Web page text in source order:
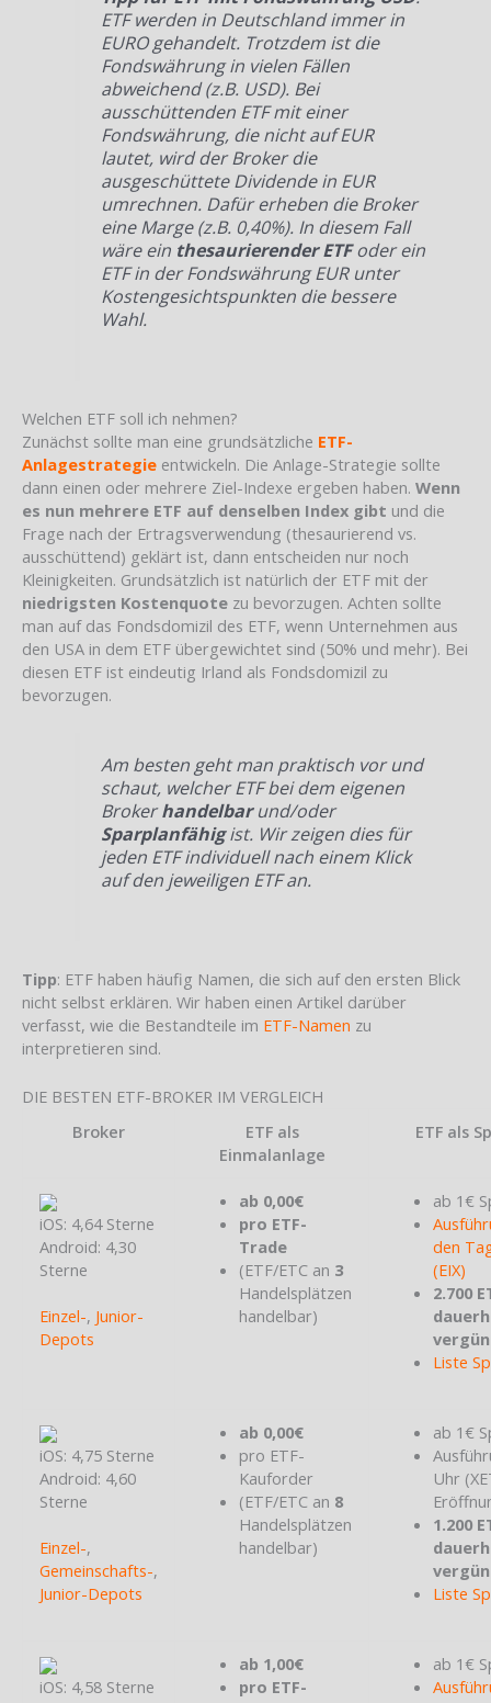
ETF werden in Deutschland immer in
EURO gehandelt. Trotzdem ist die
Fondswährung in vielen Fällen
abweichend (z.B. USD). Bei
ausschüttenden ETF mit einer
Fondswährung, die nicht auf EUR
lautet, wird der Broker die
ausgeschüttete Dividende in EUR
umrechnen. Dafür erheben die Broker
eine Marge (z.B. 0,40%). In diesem Fall
wäre ein thesaurierender ETFoder ein
ETF in der Fondswährung EUR unter
Kostengesichtspunkten die bessere
Wahl.
Welchen ETF soll ich nehmen?
Zunächst sollte man eine grundsätzliche ETF-
Anlagestrategie entwickeln. Die Anlage-Strategie sollte
dann einen oder mehrere Ziel-Indexe ergeben haben. Wenn
es nun mehrere ETF auf denselben Index gibt und die
Frage nach der Ertragsverwendung (thesaurierend vs.
ausschüttend) geklärt ist, dann entscheiden nur noch
Kleinigkeiten. Grundsätzlich ist natürlich der ETF mit der
niedrigsten Kostenquote zu bevorzugen. Achten sollte
man auf das Fondsdomizil des ETF, wenn Unternehmen aus
den USA in dem ETF übergewichtet sind (50% und mehr). Bei
diesen ETF ist eindeutig Irland als Fondsdomizil zu
bevorzugen.
Am besten geht man praktisch vor und
schaut, welcher ETF bei dem eigenen
Brokerhandelbarund/oder
Sparplanfähigist. Wir zeigen dies für
jeden ETF individuell nach einem Klick
auf den jeweiligen ETF an.
Tipp: ETF haben häufig Namen, die sich auf den ersten Blick
nicht selbst erklären. Wir haben einen Artikel darüber
verfasst, wie die Bestandteile im ETF-Namen zu
interpretieren sind.
DIE BESTEN ETF-BROKER IM VERGLEICH
Broker
ETF als
Einmalanlage
ETF als
iOS: 4,64 Sterne
Android: 4,30
Sterne
Einzel-, Junior-
Depots
ab 0,00€
pro ETF-
Trade
(ETF/ETC an 3
Handelsplätzen
handelbar)
ab 1€
den
(EIX)
2.700
Liste
iOS: 4,75 Sterne
Android: 4,60
Sterne
Einzel-,
Gemeinschafts-,
Junior-Depots
ab 0,00€
pro ETF-
Kauforder
(ETF/ETC an 8
Handelsplätzen
handelbar)
ab 1€
Uhr
1.200
Liste
iOS: 4,58 Sterne
ab 1,00€
pro ETF-
ab 1€